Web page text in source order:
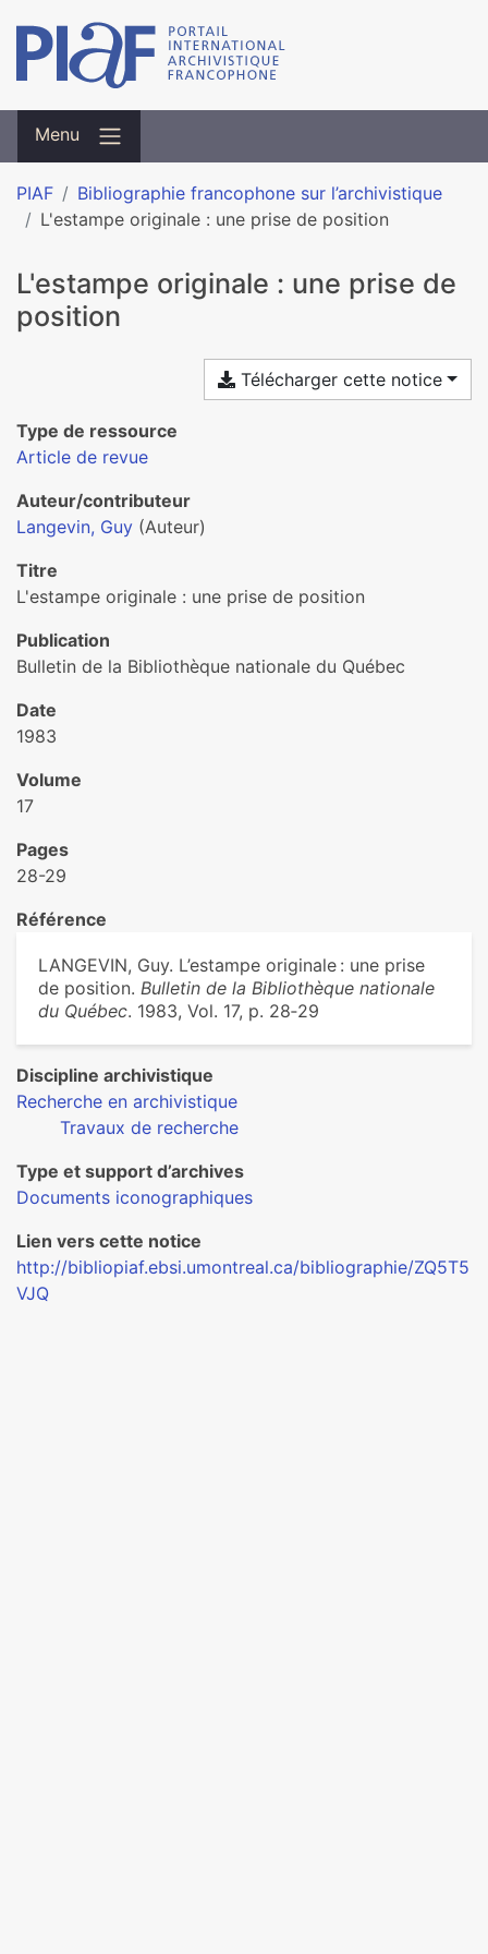
Menu
PIAF
Bibliographie francophone sur l’archivistique
L'estampe originale : une prise de position
L'estampe originale : une prise de
position
Télécharger cette notice
Type de ressource
Article de revue
Auteur/contributeur
Langevin, Guy (Auteur)
Titre
L'estampe originale : une prise de position
Publication
Bulletin de la Bibliothèque nationale du Québec
Date
1983
Volume
17
Pages
28-29
Référence
LANGEVIN, Guy. L’estampe originale : une prise
de position. Bulletin de la Bibliothèque nationale
du Québec. 1983, Vol. 17, p. 28‑29
Discipline archivistique
Recherche en archivistique
Travaux de recherche
Type et support d’archives
Documents iconographiques
Lien vers cette notice
http://bibliopiaf.ebsi.umontreal.ca/bibliographie/ZQ5T5
VJQ